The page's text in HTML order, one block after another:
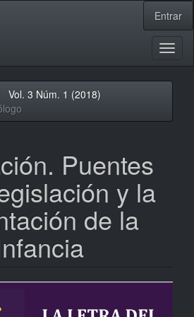
Entrar
Vol. 3 Núm. 1 (2018)
Puentes
y la
de la